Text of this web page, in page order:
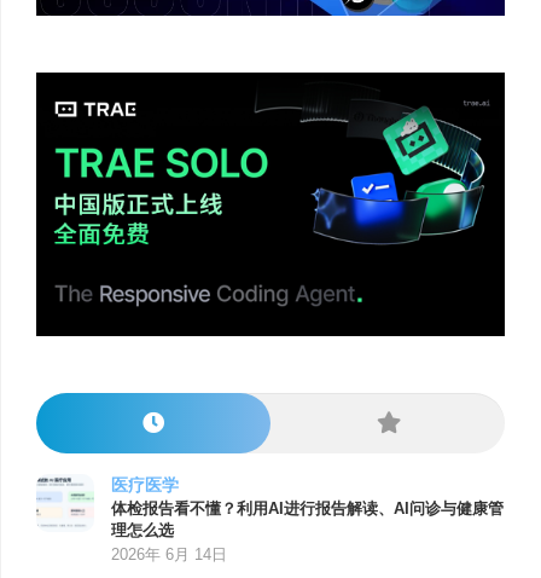
医疗医学
体检报告看不懂？利用AI进行报告解读、AI问诊与健康管
理怎么选
2026年 6月 14日